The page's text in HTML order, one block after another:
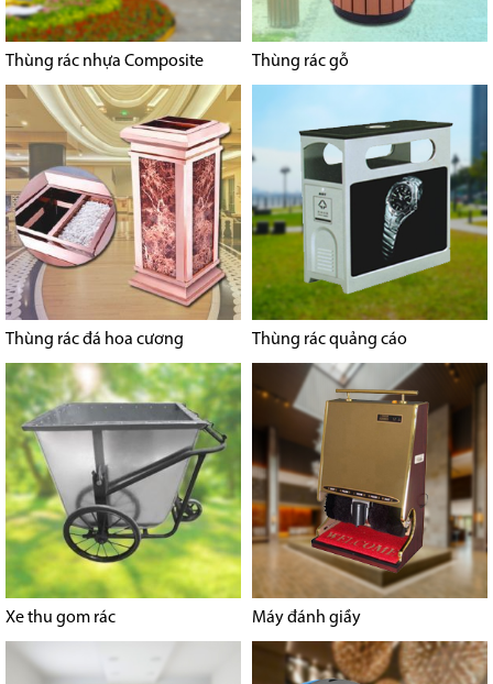
Thùng rác nhựa Composite Thùng rác gỗ
Thùng rác đá hoa cương Thùng rác quảng cáo
Xe thu gom rác Máy đánh giầy